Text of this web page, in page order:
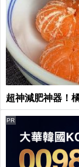
超神減肥神器！
PR